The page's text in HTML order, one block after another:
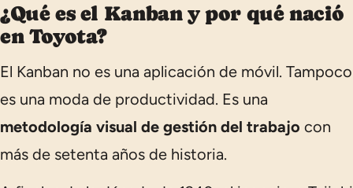
¿Qué es el Kanban y por qué nació
en Toyota?
El Kanban no es una aplicación de móvil. Tampoco
es una moda de productividad. Es una
metodología visual de gestión del trabajo con
más de setenta años de historia.